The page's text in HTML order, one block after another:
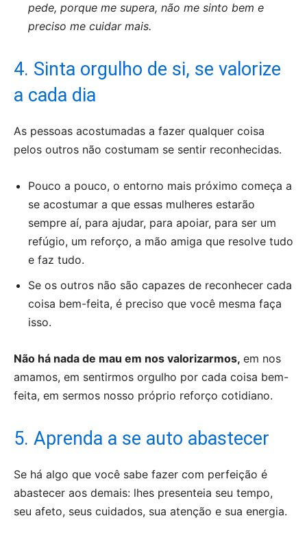
pede, porque me supera, não me sinto bem e
preciso me cuidar mais.
4. Sinta orgulho de si, se valorize
a cada dia
As pessoas acostumadas a fazer qualquer coisa
pelos outros não costumam se sentir reconhecidas.
Pouco a pouco, o entorno mais próximo começa a
se acostumar a que essas mulheres estarão
sempre aí, para ajudar, para apoiar, para ser um
refúgio, um reforço, a mão amiga que resolve tudo
e faz tudo.
Se os outros não são capazes de reconhecer cada
coisa bem-feita, é preciso que você mesma faça
isso.
Não há nada de mau em nos valorizarmos, em nos
amamos, em sentirmos orgulho por cada coisa bem-
feita, em sermos nosso próprio reforço cotidiano.
5. Aprenda a se auto abastecer
Se há algo que você sabe fazer com perfeição é
abastecer aos demais: lhes presenteia seu tempo,
seu afeto, seus cuidados, sua atenção e sua energia.